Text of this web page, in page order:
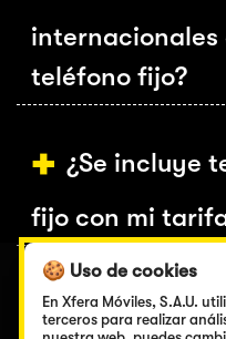
teléfono fijo?
¿Se incluye
fijo con mi
¿Cuántos
🍪 Uso de cookies
En Xfera Móviles, S.A.U.
terceros para realizar